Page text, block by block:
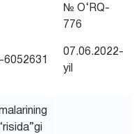
№ O‘RQ-
776
07.06.2022-
yil